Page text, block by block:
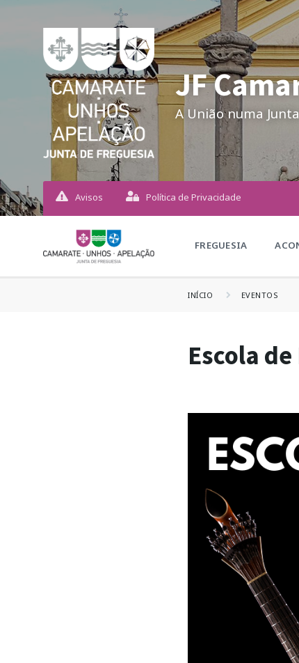
JF
A União numa
Avisos Política de Privacidade
FREGUESIA
INÍCIO EVENTOS
Escola